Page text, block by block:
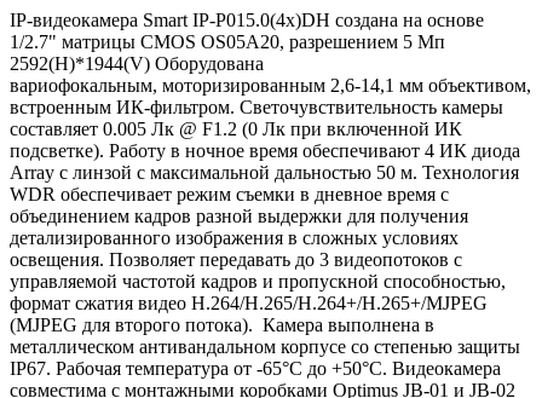
IP-видеокамера Smart IP-P015.0(4x)DH создана на основе
1/2.7" матрицы CMOS OS05A20, разрешением 5 Мп
2592(H)*1944(V) Оборудована
вариофокальным, моторизированным 2,6-14,1 мм объективом,
встроенным ИК-фильтром. Светочувствительность камеры
составляет 0.005 Лк @ F1.2 (0 Лк при включенной ИК
подсветке). Работу в ночное время обеспечивают 4 ИК диода
Array с линзой с максимальной дальностью 50 м. Технология
WDR обеспечивает режим съемки в дневное время с
объединением кадров разной выдержки для получения
детализированного изображения в сложных условиях
освещения. Позволяет передавать до 3 видеопотоков с
управляемой частотой кадров и пропускной способностью,
формат сжатия видео Н.264/H.265/Н.264+/H.265+/MJPEG
(MJPEG для второго потока). Камера выполнена в
металлическом антивандальном корпусе со степенью защиты
IP67. Рабочая температура от -65°С до +50°С. Видеокамера
совместима с монтажными коробками Optimus JB-01 и JB-02